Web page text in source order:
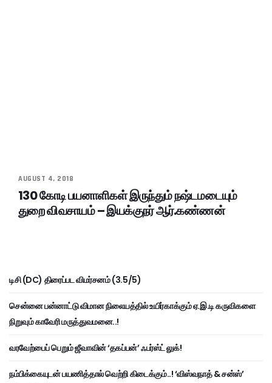
AUGUST 4, 2018
130 கோடி பயனாளிகள் இருந்தும் நஷ்டமடையும்
துறை விவசாயம் – இயக்குநர் ஆர்.கண்ணன்
டிசி (DC) திரைப்பட விமர்சனம் (3.5/5)
சென்னை பன்னாட்டு விமான நிலையத்தில் உயிர்காக்கும் ஏ.இ.டி கருவிகளை
நிறுவும் காவேரி மருத்துவமனை..!
வரவேற்பைப் பெறும் ஜீவாவின் ‘தகப்பன்’ ஃபர்ஸ்ட் லுக்!
நம்பிக்கையுடன் பயணித்தால் வெற்றி கிடைக்கும்..! ‘விஸ்வநாத் & சன்ஸ்’